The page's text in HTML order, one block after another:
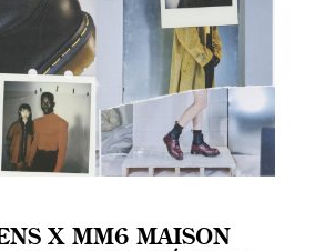
X MM6 MAISON